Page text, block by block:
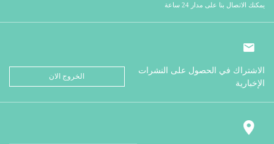
يمكنك الاتصال بنا على مدار 24 ساعة
الاشتراك في الحصول على النشرات
الإخبارية
الخروج الان